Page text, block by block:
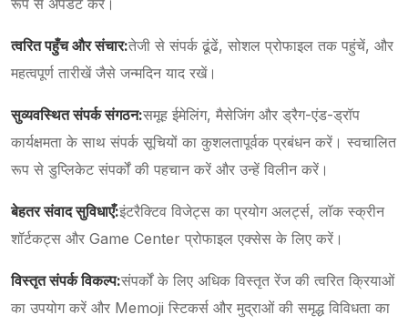
रूप से अपडेट करें।
त्वरित पहुँच और संचार:तेजी से संपर्क ढूंढें, सोशल प्रोफाइल तक पहुंचें, और
महत्वपूर्ण तारीखें जैसे जन्मदिन याद रखें।
सुव्यवस्थित संपर्क संगठन:समूह ईमेलिंग, मैसेजिंग और ड्रैग-एंड-ड्रॉप
कार्यक्षमता के साथ संपर्क सूचियों का कुशलतापूर्वक प्रबंधन करें। स्वचालित
रूप से डुप्लिकेट संपर्कों की पहचान करें और उन्हें विलीन करें।
बेहतर संवाद सुविधाएँ:इंटरैक्टिव विजेट्स का प्रयोग अलर्ट्स, लॉक स्क्रीन
शॉर्टकट्स और Game Center प्रोफाइल एक्सेस के लिए करें।
विस्तृत संपर्क विकल्प:संपर्कों के लिए अधिक विस्तृत रेंज की त्वरित क्रियाओं
का उपयोग करें और Memoji स्टिकर्स और मुद्राओं की समृद्ध विविधता का